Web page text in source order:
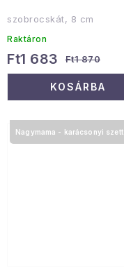
szobrocskát, 8 cm
Raktáron
Ft1 683 Ft1 870
KOSÁRBA
Nagymama - karácsonyi szett